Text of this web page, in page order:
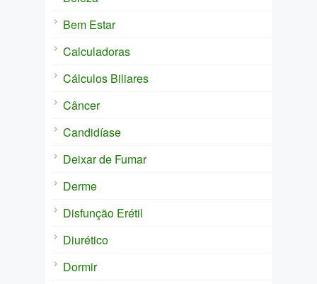
Bem Estar
Calculadoras
Cálculos Biliares
Câncer
Candidíase
Deixar de Fumar
Derme
Disfunção Erétil
Diurético
Dormir